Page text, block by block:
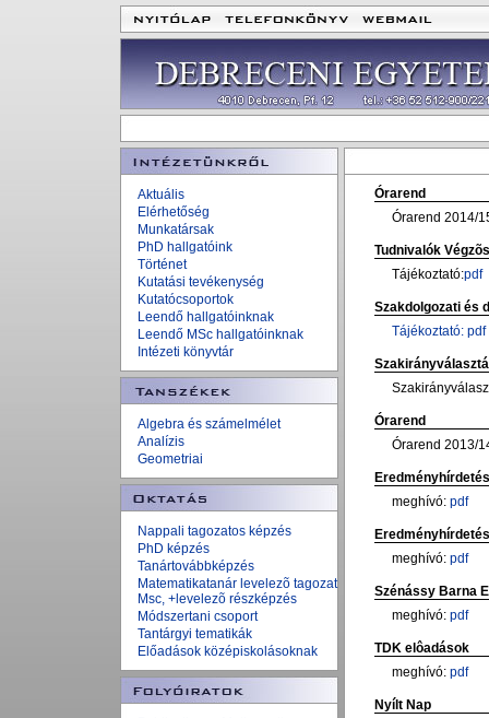
Aktuális
Elérhetőség
Munkatársak
PhD hallgatóink
Történet
Kutatási tevékenység
Kutatócsoportok
Leendő hallgatóinknak
Leendő MSc hallgatóinknak
Intézeti könyvtár
Algebra és számelmélet
Analízis
Geometriai
Nappali tagozatos képzés
PhD képzés
Tanártovábbképzés
Matematikatanár levelezõ tagozat
Msc, +levelezõ részképzés
Módszertani csoport
Tantárgyi tematikák
Előadások középiskolásoknak
Órarend
Órarend 2014/
Tudnivalók
Tájékoztató:pdf
Szakdolgozati és
Tájékoztató: pdf
Órarend
Órarend 2013/
meghívó: pdf
meghívó: pdf
Szénássy Barna
meghívó: pdf
TDK elôadások
meghívó: pdf
Nyílt Nap